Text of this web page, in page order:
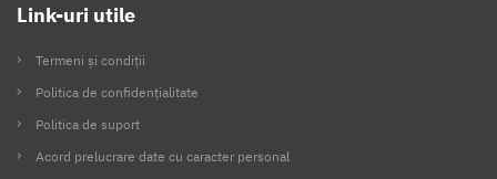
Link-uri utile
Termeni și condiții
Politica de confidențialitate
Politica de suport
Acord prelucrare date cu caracter personal